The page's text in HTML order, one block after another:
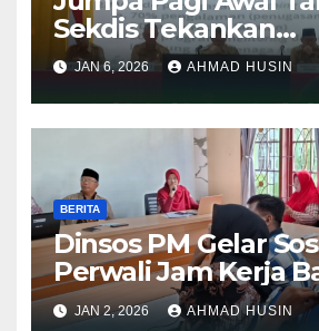
Sekdis Tekankan
Pengawasan Aset
Evaluasi Kinerja
Pemerintahan
JAN 6, 2026 AHMAD HUSIN
BERITA
Dinsos PM Gelar
Perwali Jam Kerja
Kinerja Tahun 2026
JAN 2, 2026 AHMAD HUSIN